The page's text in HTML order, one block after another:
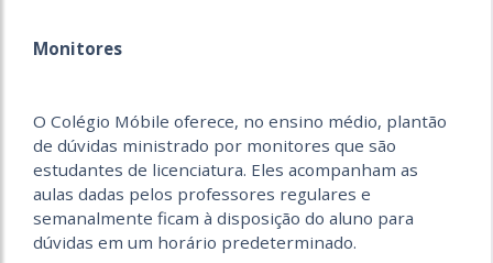
Monitores
O Colégio Móbile oferece, no ensino médio, plantão
de dúvidas ministrado por monitores que são
estudantes de licenciatura. Eles acompanham as
aulas dadas pelos professores regulares e
semanalmente ficam à disposição do aluno para
dúvidas em um horário predeterminado.